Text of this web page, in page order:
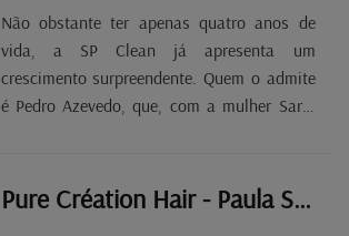
Não obstante ter apenas quatro anos de
vida, a SP Clean já apresenta um
crescimento surpreendente. Quem o admite
é Pedro Azevedo, que, com a mulher Sara,
tradicional limpeza em habitações
Pure Création Hair - Paula Soares Tp. 2 Ep. 65